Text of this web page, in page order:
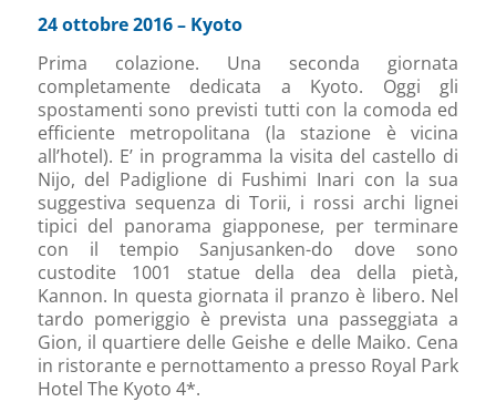
24 ottobre 2016 – Kyoto
Prima colazione. Una seconda giornata
completamente dedicata a Kyoto. Oggi gli
spostamenti sono previsti tutti con la comoda ed
efficiente metropolitana (la stazione è vicina
all’hotel). E’ in programma la visita del castello di
Nijo, del Padiglione di Fushimi Inari con la sua
suggestiva sequenza di Torii, i rossi archi lignei
tipici del panorama giapponese, per terminare
con il tempio Sanjusanken-do dove sono
custodite 1001 statue della dea della pietà,
Kannon. In questa giornata il pranzo è libero. Nel
tardo pomeriggio è prevista una passeggiata a
Gion, il quartiere delle Geishe e delle Maiko. Cena
in ristorante e pernottamento a presso Royal Park
Hotel The Kyoto 4*.